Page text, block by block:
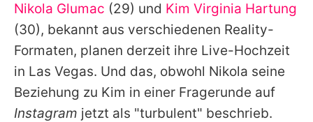
Alle Themen auf Promiflash
Jobs
App runterladen
Team
Nikola Glumac (29) und Kim Virginia Hartung
(30), bekannt aus verschiedenen Reality-
Formaten, planen derzeit ihre Live-Hochzeit
in Las Vegas. Und das, obwohl Nikola seine
Beziehung zu Kim in einer Fragerunde auf
Instagram jetzt als "turbulent" beschrieb.